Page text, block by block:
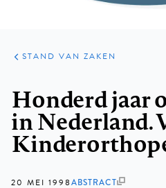
ARTIKELEN
PRAKTIJK
STAND VAN ZAKEN
Honderd jaar
in Nederland.
20 MEI 1998ABSTRACT